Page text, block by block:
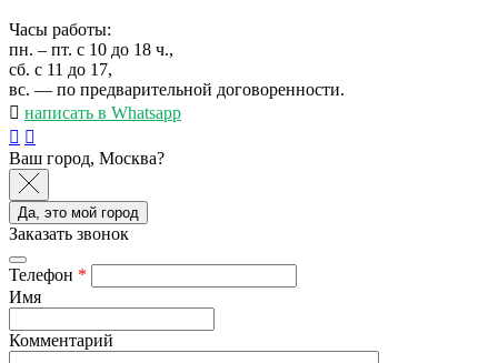
Часы работы:
пн. – пт. с 10 до 18 ч.,
сб. с 11 до 17,
вс. — по предварительной договоренности.
написать в Whatsapp
Ваш город, Москва?
Да, это мой город
Заказать звонок
Телефон *
Имя
Комментарий